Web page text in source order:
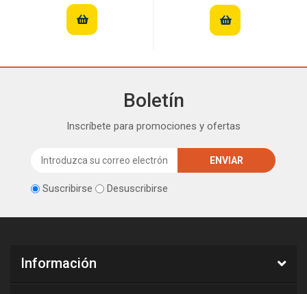
Boletín
Inscríbete para promociones y ofertas
Suscribirse Desuscribirse
Información